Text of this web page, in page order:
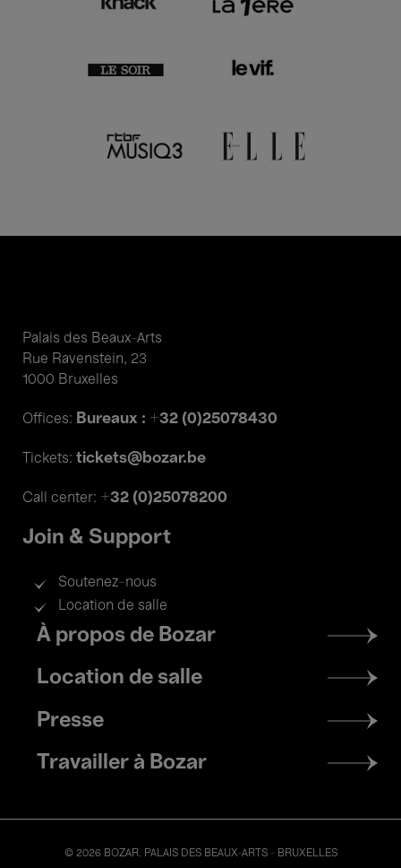
Palais des Beaux-Arts
Rue Ravenstein, 23
1000 Bruxelles
Offices: Bureaux : +32 (0)25078430
Tickets: tickets@bozar.be
Call center: +32 (0)25078200
Join & Support
Soutenez-nous
Location de salle
Footer
menu
À propos de Bozar
Location de salle
Presse
Travailler à Bozar
© 2026 BOZAR. PALAIS DES BEAUX-ARTS - BRUXELLES